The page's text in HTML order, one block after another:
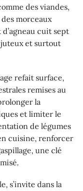
des viandes,
morceaux
cuit sept
et surtout
refait surface,
remises au
la
et limiter le
de légumes
cuisine, renforcer
une clé
s’invite dans la